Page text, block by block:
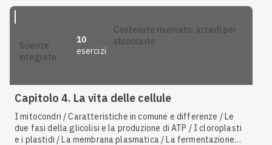
scienze
integrate
10
esercizi
contenuto riservato: accedi per
sbloccarlo.
Capitolo 4. La vita delle cellule
I mitocondri / Caratteristiche in comune e differenze / Le
due fasi della glicolisi e la produzione di ATP / I cloroplasti
e i plastidi / La membrana plasmatica / La fermentazione